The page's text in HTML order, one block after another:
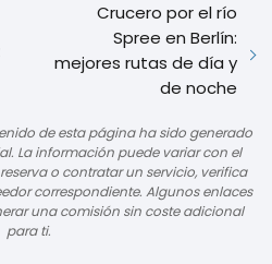
Crucero por el río
Spree en Berlín:
mejores rutas de día y
de noche
de esta página ha sido generado
La información puede variar con el
o contratar un servicio, verifica
correspondiente. Algunos enlaces
una comisión sin coste adicional
para ti.